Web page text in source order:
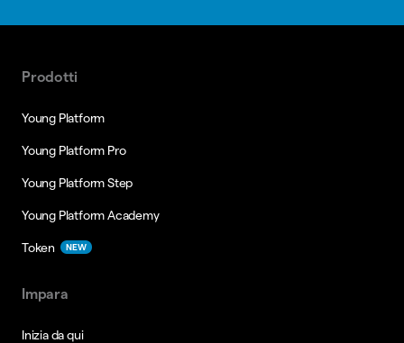
Prodotti
Young Platform
Young Platform Pro
Young Platform Step
Young Platform Academy
Token NEW
Impara
Inizia da qui